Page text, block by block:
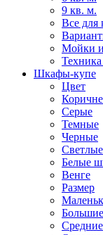
9 кв. м.
Все для
Мойки и
Шкафы-купе
Цвет
Серые
Темные
Черные
Светлые
Белые
Венге
Размер
Большие
Средние